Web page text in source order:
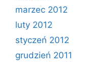
marzec 2012
luty 2012
styczeń 2012
grudzień 2011